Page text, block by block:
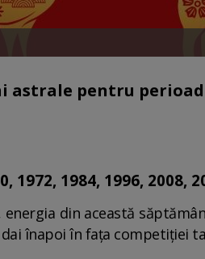
astrale pentru
1972, 1984, 1996, 2008,
energia din această
înapoi în fața competiției